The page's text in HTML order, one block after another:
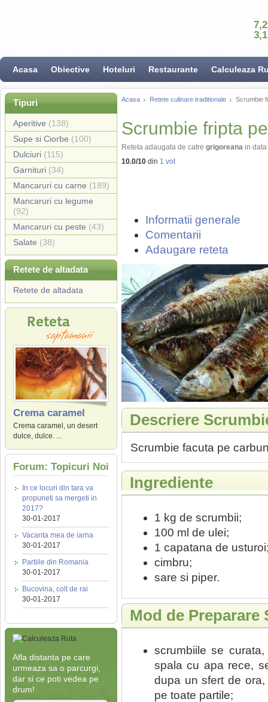
Acasa Obiective Hoteluri Restaurante Calculeaza
Tipuri
Aperitive (138)
Supe si Ciorbe (100)
Dulciuri (115)
Garnituri (34)
Mancaruri cu carne (189)
Mancaruri cu legume
(92)
Mancaruri cu peste (43)
Salate (38)
Retete de altadata
Retete de altadata
Crema caramel
Crema caramel, un desert
dulce, dulce. ...
Forum: Topicuri Noi
In ce locuri din tara va
propuneti sa mergeti in
2017?
30-01-2017
Vacanta mea de iarna
30-01-2017
Partiile din Romania
30-01-2017
Bucovina, colt de rai
30-01-2017
Afla distanta pe care
urmeaza sa o parcurgi,
dar si ce poti vedea pe
drum!
Acasa Retete culinare traditionale Scrumbie
Scrumbie fripta
Reteta adaugata de catre grigoreana in
10.0/10 din 1 vot
Informatii generale
Comentarii
Adaugare reteta
Descriere
Scrumbie facuta pe
Ingrediente
1 kg de scrumbii;
100 ml de ulei;
1 capatana de
cimbru;
sare si piper.
Mod de
scrumbiile se
spala cu apa rece,
dupa un sfert de
pe toate partile;